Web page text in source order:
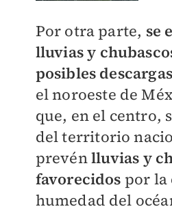
Por otra parte, se
lluvias y
posibles
el noroeste de
que, en el centro,
del territorio
prevénlluvias y
favorecidos por la
humedad del